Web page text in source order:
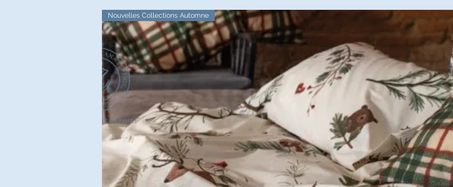
Nouvelles Collections Automne